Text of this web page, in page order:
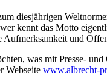
diesjährigen
kennt das Motto
Aufmerksamkeit und
was mit Presse-
Webseite www.albrecht-